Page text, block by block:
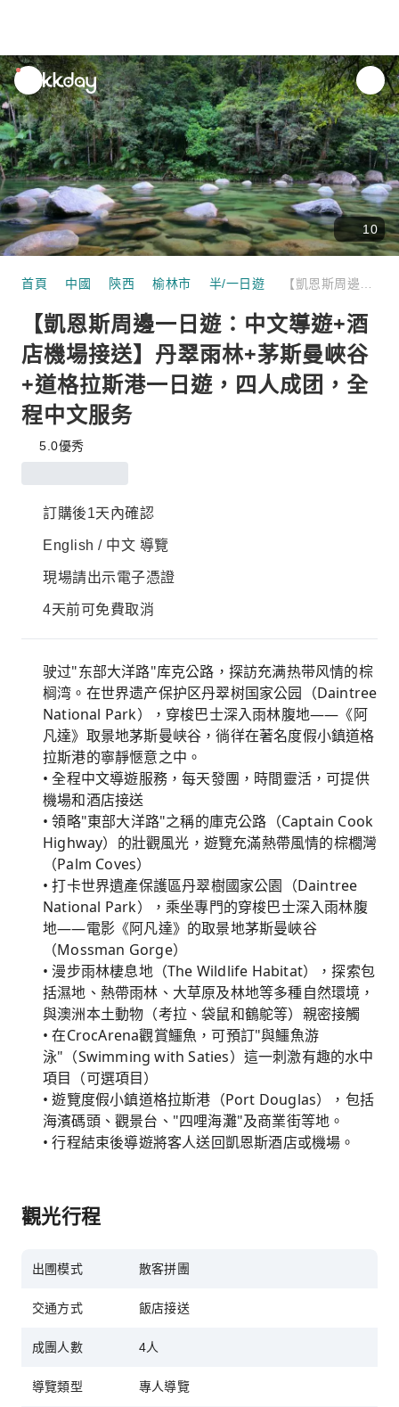
unread
notifications
10
首頁 中國 陝西 榆林市 半/一日遊
【凱恩斯周邊一日遊：中文導遊+酒
店機場接送】丹翠雨林+茅斯曼峽谷
+道格拉斯港一日遊，四人成团，全
程中文服务
5.0優秀
訂購後1天內確認
English / 中文 導覽
現場請出示電子憑證
4天前可免費取消
驶过"东部大洋路"库克公路，探訪充满热带风情的棕
榈湾。在世界遗产保护区丹翠树国家公园（Daintree
National Park），穿梭巴士深入雨林腹地——《阿
凡達》取景地茅斯曼峡谷，徜徉在著名度假小鎮道格
拉斯港的寧靜愜意之中。
• 全程中文導遊服務，每天發團，時間靈活，可提供
機場和酒店接送
• 領略"東部大洋路"之稱的庫克公路（Captain Cook
Highway）的壯觀風光，遊覽充滿熱帶風情的棕櫚灣
（Palm Coves）
• 打卡世界遺產保護區丹翠樹國家公園（Daintree
National Park），乘坐專門的穿梭巴士深入雨林腹
地——電影《阿凡達》的取景地茅斯曼峽谷
（Mossman Gorge）
• 漫步雨林棲息地（The Wildlife Habitat），探索包
括濕地、熱帶雨林、大草原及林地等多種自然環境，
與澳洲本土動物（考拉、袋鼠和鶴鴕等）親密接觸
• 在CrocArena觀賞鱷魚，可預訂"與鱷魚游
泳"（Swimming with Saties）這一刺激有趣的水中
項目（可選項目）
• 遊覽度假小鎮道格拉斯港（Port Douglas），包括
海濱碼頭、觀景台、"四哩海灘"及商業街等地。
• 行程結束後導遊將客人送回凱恩斯酒店或機場。
觀光行程
出圑模式 散客拼團
交通方式 飯店接送
成團人數 4人
導覽類型 專人導覽